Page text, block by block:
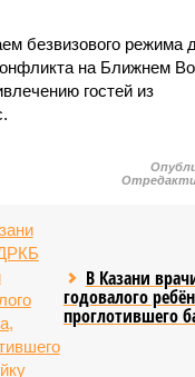
безвизового режима
на Ближнем
гостей из
В Казани
годовалого
проглотившего